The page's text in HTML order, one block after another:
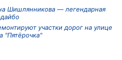
Шишлянникова — легендарная
участки дорог на улице
"Пятёрочка"